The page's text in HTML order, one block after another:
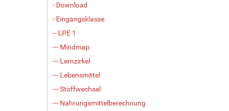
- Download
- Eingangsklasse
-- LPE 1
--- Mindmap
--- Lernzirkel
--- Lebensmittel
--- Stoffwechsel
--- Nahrungsmittelberechnung